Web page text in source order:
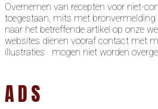
Overnemen van recepten voor niet-
toegestaan, mits met bronvermelding
naar het betreffende artikel op onze
websites dienen vooraf contact met
illustraties mogen niet worden
ADS